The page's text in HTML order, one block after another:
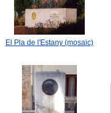
El Pla de l'Estany (mosaic)